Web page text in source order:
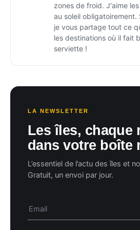
zones de froid. J'aime
au soleil obligatoirement.
je vous partage tout ce
les destinations où il fait
serviette !
LA NEWSLETTER
Les îles, chaque
dans votre boîte
L’essentiel de l’actu des îles et
Gratuit, un envoi par jour.